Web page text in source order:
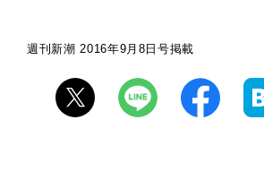
週刊新潮 2016年9月8日号掲載